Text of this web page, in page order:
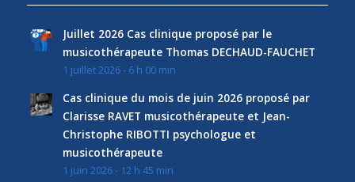
Juillet 2026 Cas clinique proposé par le
musicothérapeute Thomas DECHAUD-FAUCHET
1 juillet 2026 - 6 h 00 min
Cas clinique du mois de juin 2026 proposé par
Clarisse RAVET musicothérapeute et Jean-
Christophe RIBOTTI psychologue et
musicothérapeute
1 juin 2026 - 12 h 45 min